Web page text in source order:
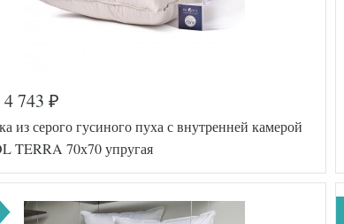
4 743 ₽
из серого гусиного пуха с внутренней камерой
TERRA 70х70 упругая